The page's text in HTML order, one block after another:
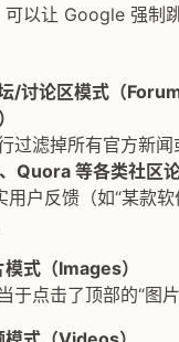
可以让 Google 强制
/讨论区模式（
过滤掉所有官方新闻
Quora 等各类社区
用户反馈（如“某款
模式（Images）
于点击了顶部的“图片